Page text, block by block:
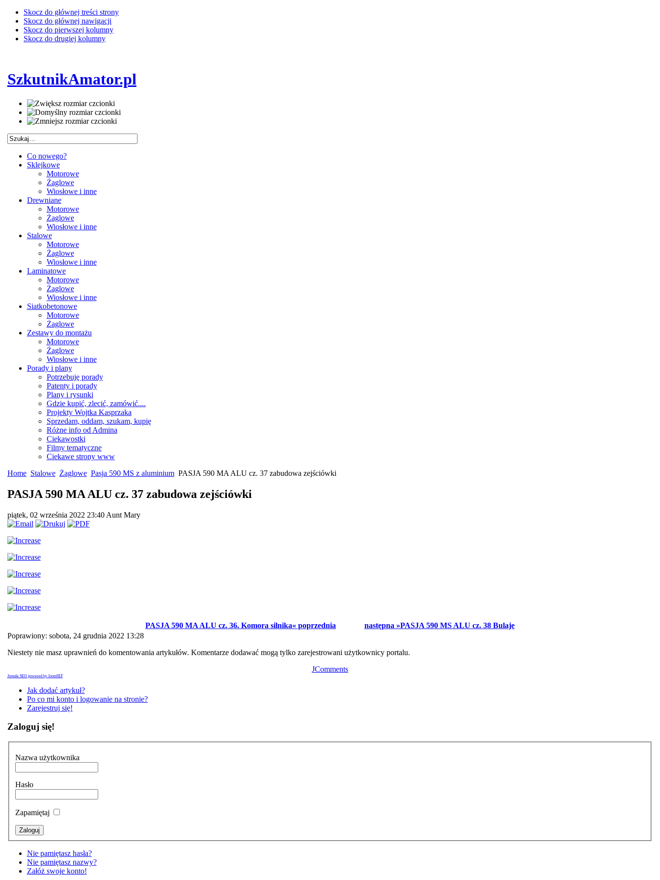
Skocz do głównej treści strony
Skocz do głównej nawigacji
Skocz do pierwszej kolumny
Skocz do drugiej kolumny
SzkutnikAmator.pl
Co nowego?
Sklejkowe
Motorowe
Żaglowe
Wiosłowe i inne
Drewniane
Motorowe
Żaglowe
Wiosłowe i inne
Stalowe
Motorowe
Żaglowe
Wiosłowe i inne
Laminatowe
Motorowe
Żaglowe
Wiosłowe i inne
Siatkobetonowe
Motorowe
Żaglowe
Zestawy do montażu
Motorowe
Żaglowe
Wiosłowe i inne
Porady i plany
Potrzebuję porady
Patenty i porady
Plany i rysunki
Gdzie kupić, zlecić, zamówić....
Projekty Wojtka Kasprzaka
Sprzedam, oddam, szukam, kupię
Różne info od Admina
Ciekawostki
Filmy tematyczne
Ciekawe strony www
Home Stalowe Żaglowe Pasja 590 MS z aluminium PASJA 590 MA ALU cz. 37 zabudowa zejściówki
PASJA 590 MA ALU cz. 37 zabudowa zejściówki
piątek, 02 września 2022 23:40 Aunt Mary
PASJA 590 MA ALU cz. 36. Komora silnika« poprzednia
następna »PASJA 590 MS ALU cz. 38 Bulaje
Poprawiony: sobota, 24 grudnia 2022 13:28
Niestety nie masz uprawnień do komentowania artykułów. Komentarze dodawać mogą tylko zarejestrowani użytkownicy portalu.
JComments
Joomla SEO powered by JoomSEF
Jak dodać artykuł?
Po co mi konto i logowanie na stronie?
Zarejestruj się!
Zaloguj się!
Nazwa użytkownika
Hasło
Zapamiętaj
Nie pamiętasz hasła?
Nie pamiętasz nazwy?
Załóż swoje konto!